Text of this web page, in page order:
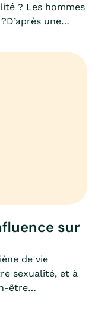
? Les hommes
une
par notre
source de
Elle semble
dysfonctions
vous sur les
sur
de vie
sexualité, et à
être